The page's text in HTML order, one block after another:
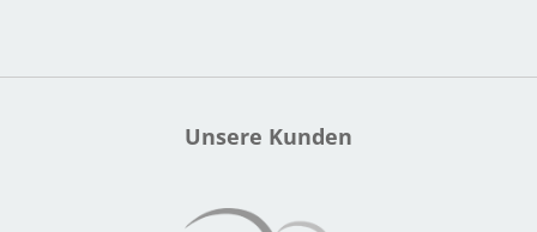
Unsere Kunden